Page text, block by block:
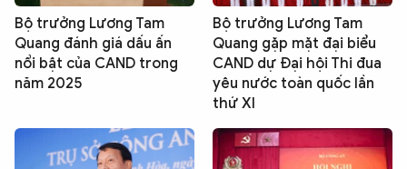
Bộ trưởng Lương Tam
Quang đánh giá dấu ấn
nổi bật của CAND trong
năm 2025
Bộ trưởng Lương Tam
Quang gặp mặt đại biểu
CAND dự Đại hội Thi đua
yêu nước toàn quốc lần
thứ XI